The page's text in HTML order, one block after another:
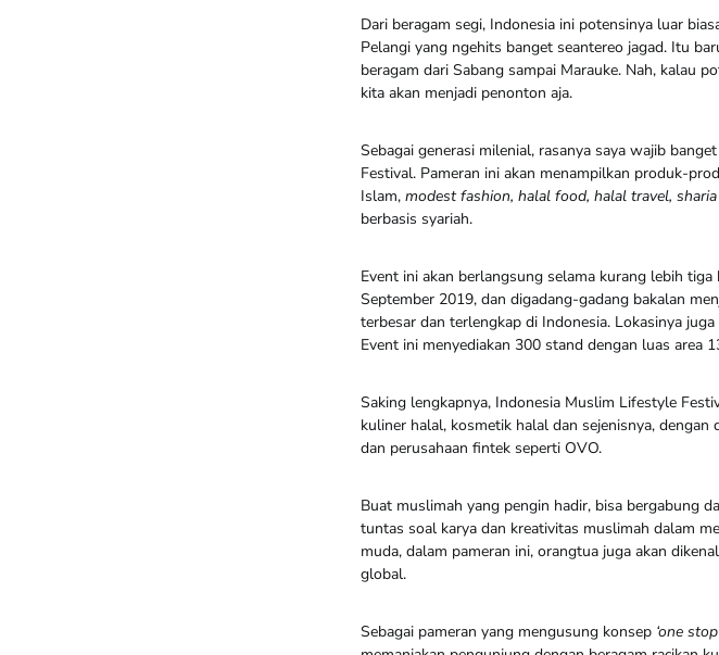
Dari beragam segi, Indonesia ini potensinya luar
Pelangi yang ngehits banget seantereo jagad. Itu
beragam dari Sabang sampai Marauke. Nah, kalau
kita akan menjadi penonton aja.
Sebagai generasi milenial, rasanya saya wajib
Festival. Pameran ini akan menampilkan produk-
Islam, modest fashion, halal food, halal travel,
berbasis syariah.
Event ini akan berlangsung selama kurang lebih
September 2019, dan digadang-gadang bakalan
terbesar dan terlengkap di Indonesia. Lokasinya
Event ini menyediakan 300 stand dengan luas area
Saking lengkapnya, Indonesia Muslim Lifestyle
kuliner halal, kosmetik halal dan sejenisnya,
dan perusahaan fintek seperti OVO.
Buat muslimah yang pengin hadir, bisa bergabung
tuntas soal karya dan kreativitas muslimah dalam
muda, dalam pameran ini, orangtua juga akan
global.
Sebagai pameran yang mengusung konsep ‘one